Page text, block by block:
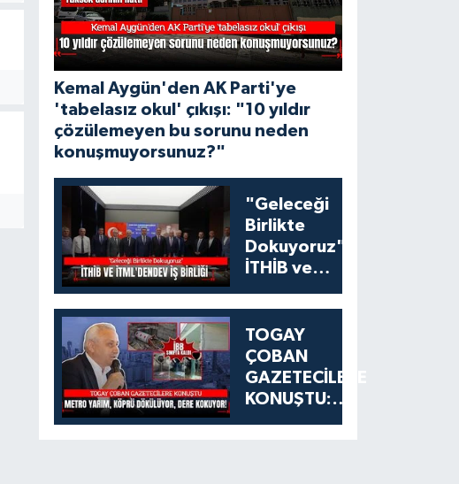
Kemal Aygün'den AK Parti'ye
'tabelasız okul' çıkışı: "10 yıldır
çözülemeyen bu sorunu neden
konuşmuyorsunuz?"
"Geleceği
Birlikte
Dokuyoruz":
İTHİB ve
Tekstil
Eğitiminde
Dev İş Birliği
TOGAY
ÇOBAN
GAZETECİLERE
KONUŞTU: